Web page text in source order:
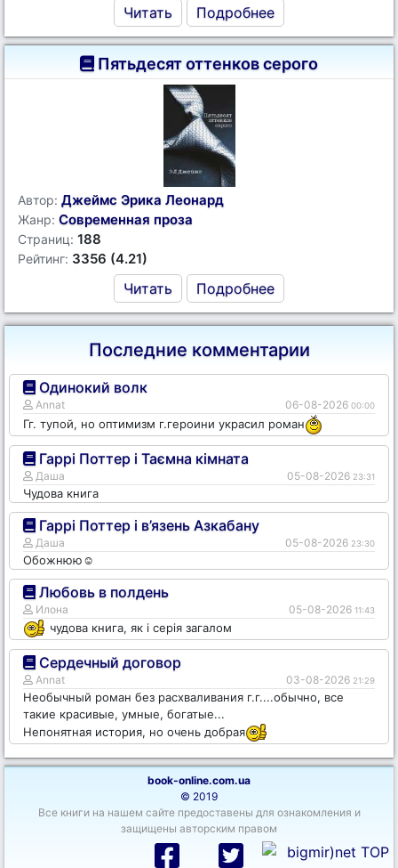
Читать Подробнее
Пятьдесят оттенков серого
Автор: Джеймс Эрика Леонард
Жанр: Современная проза
Страниц: 188
Рейтинг: 3356 (4.21)
Читать Подробнее
Последние комментарии
Одинокий волк
Annat 06-08-2026 00:00
Гг. тупой, но оптимизм г.героини украсил роман
Гаррі Поттер і Таємна кімната
Даша 05-08-2026 23:31
Чудова книга
Гаррі Поттер і в’язень Азкабану
Даша 05-08-2026 23:30
Обожнюю☺️
Любовь в полдень
Илона 05-08-2026 11:43
чудова книга, як і серія загалом
Сердечный договор
Annat 03-08-2026 21:29
Необычный роман без расхваливания г.г....обычно, все
такие красивые, умные, богатые...
Непонятная история, но очень добрая
book-online.com.ua
© 2019
Все книги на нашем сайте предоставены для ознакомления и
защищены авторским правом